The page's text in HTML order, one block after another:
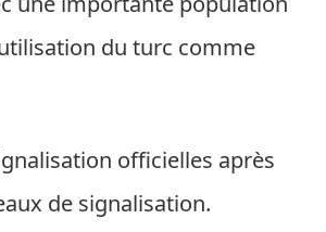
du turc comme
officielles après
de signalisation.